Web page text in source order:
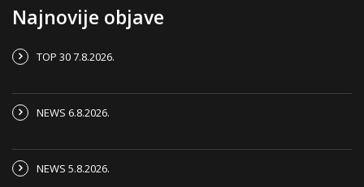
Najnovije objave
TOP 30 7.8.2026.
NEWS 6.8.2026.
NEWS 5.8.2026.